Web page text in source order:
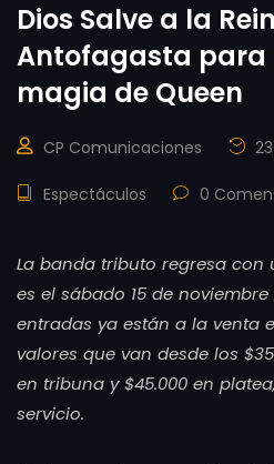
Dios Salve a la
Antofagasta para
magia de Queen
CP Comunicaciones
Espectáculos 0
La banda tributo regresa con
es el sábado 15 de noviembre
entradas ya están a la venta
valores que van desde los
en tribuna y $45.000 en
servicio.